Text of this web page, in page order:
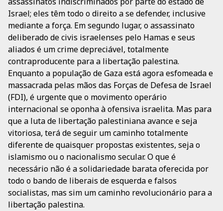
Israel; eles têm todo o direito a se defender, inclusive
mediante a força. Em segundo lugar, o assassinato
deliberado de civis israelenses pelo Hamas e seus
aliados é um crime depreciável, totalmente
contraproducente para a libertação palestina.
Enquanto a população de Gaza está agora esfomeada e
massacrada pelas mãos das Forças de Defesa de Israel
(FDI), é urgente que o movimento operário
internacional se oponha à ofensiva israelita. Mas para
que a luta de libertação palestiniana avance e seja
vitoriosa, terá de seguir um caminho totalmente
diferente de quaisquer propostas existentes, seja o
islamismo ou o nacionalismo secular. O que é
necessário não é a solidariedade barata oferecida por
todo o bando de liberais de esquerda e falsos
socialistas, mas sim um caminho revolucionário para a
libertação palestina.